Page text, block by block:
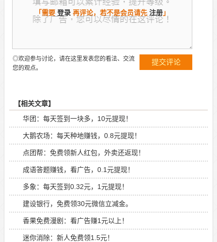
◎欢迎参与讨论，请在这里发表您的看法、交流
您的观点。
【相关文章】
华团：每天签到一块多，10元提现！
大鹅农场：每天种地赚钱，0.8元提现！
点团帮：免费领新人红包，外卖还返现！
成语答题赚钱，看广告，0.1元提现！
多象：每天签到0.32元，1元提现！
建设银行，免费领30元微信立减金。
香果免费漫剧：看广告赚1元以上！
迷你消除：新人免费领1.5元！
「需要 登录 再评论，若不是会员请先 注册」